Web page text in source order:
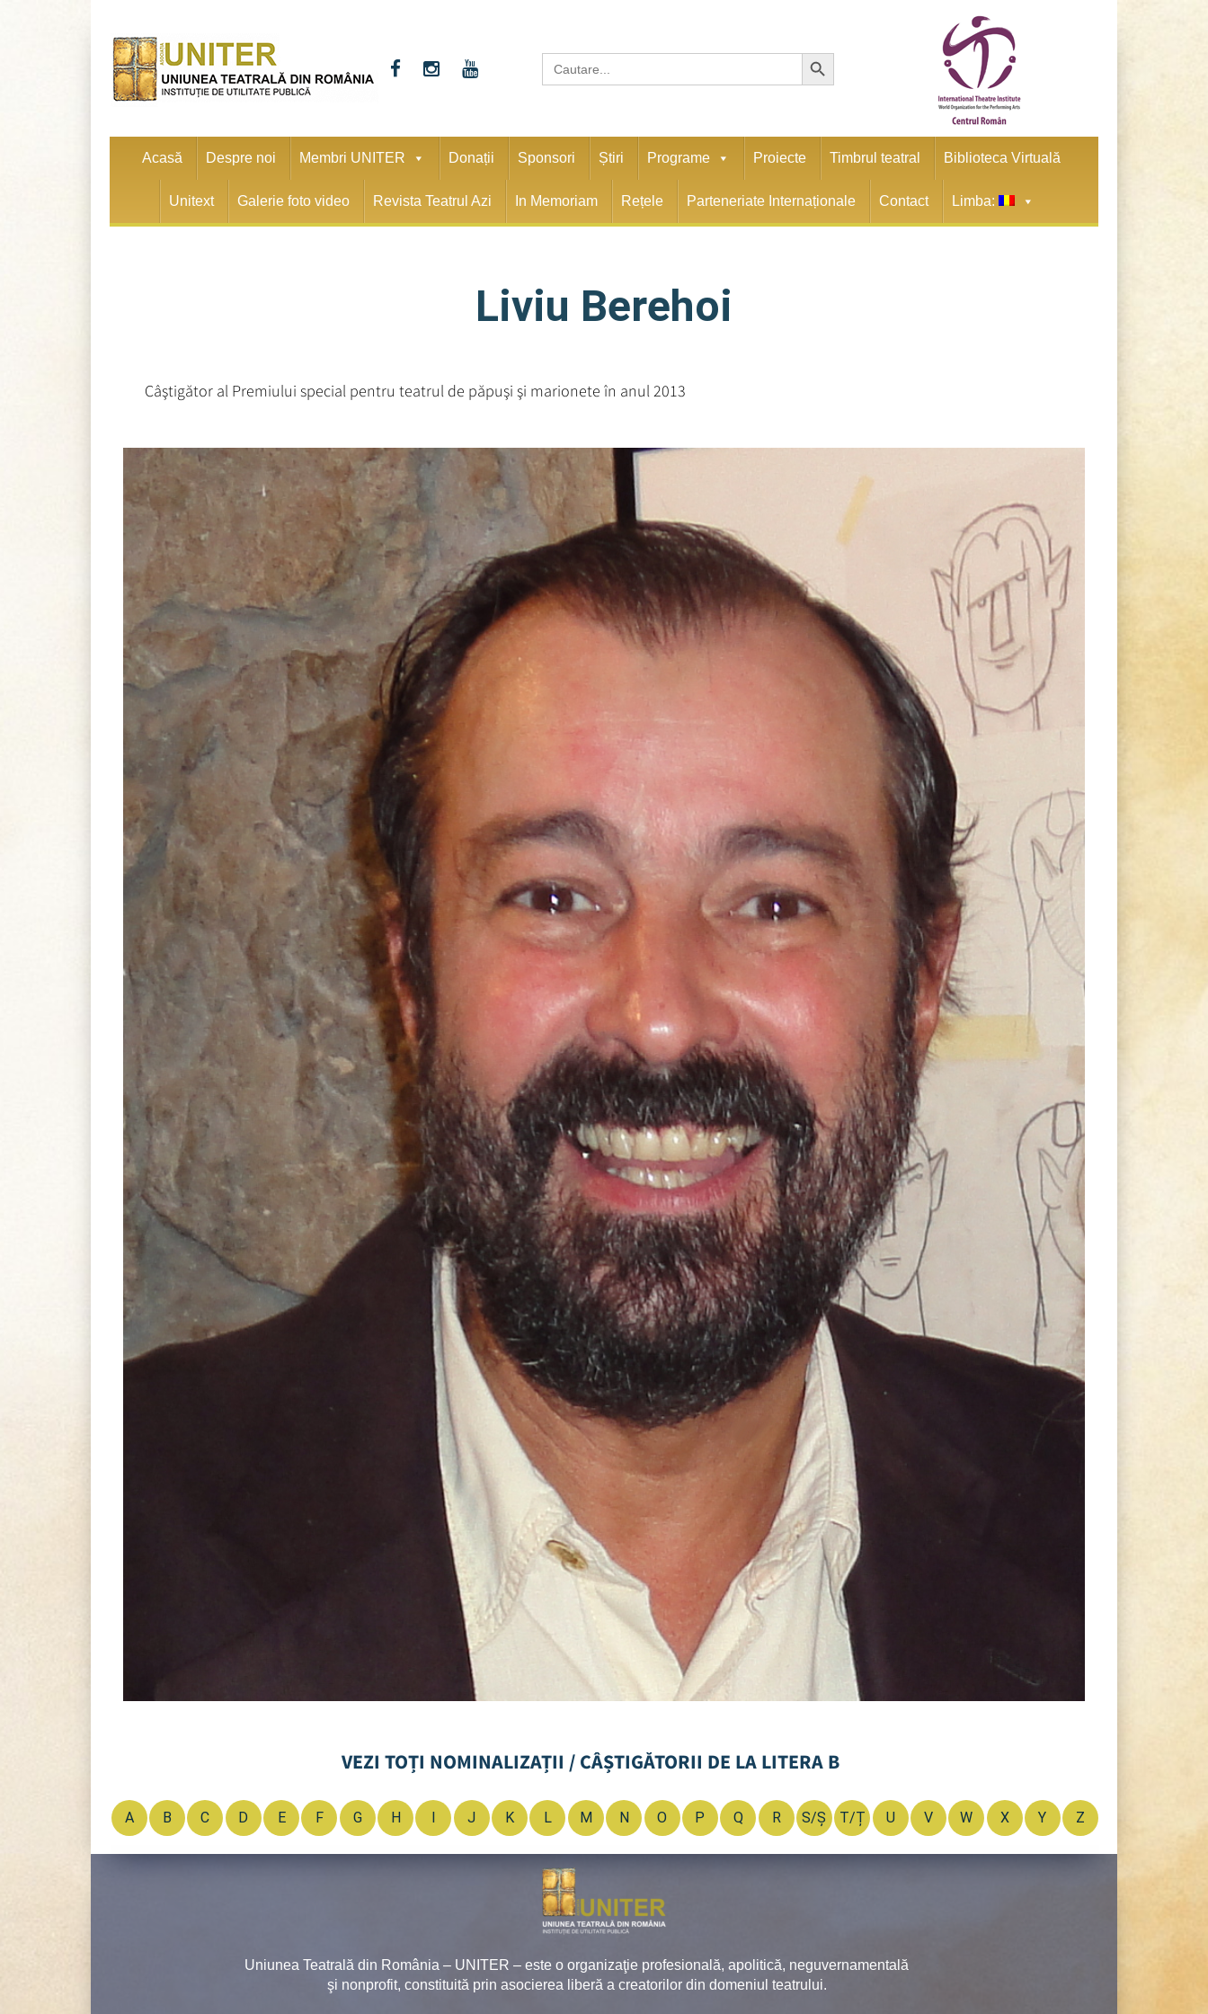
Search
for:
Search Button
Acasă Despre noi Membri UNITER Donații Sponsori Știri Programe Proiecte Timbrul teatral Biblioteca Virtuală
Unitext Galerie foto video Revista Teatrul Azi In Memoriam Rețele Parteneriate Internaționale Contact Limba:
Liviu Berehoi
Câştigător al Premiului special pentru teatrul de păpuşi şi marionete în anul 2013
VEZI TOȚI NOMINALIZAȚII / CÂȘTIGĂTORII DE LA LITERA B
A B C D E F G H I J K L M N O P Q R S/Ș T/Ț U V W X Y Z
Uniunea Teatrală din România – UNITER – este o organizaţie profesională, apolitică, neguvernamentală
şi nonprofit, constituită prin asocierea liberă a creatorilor din domeniul teatrului.